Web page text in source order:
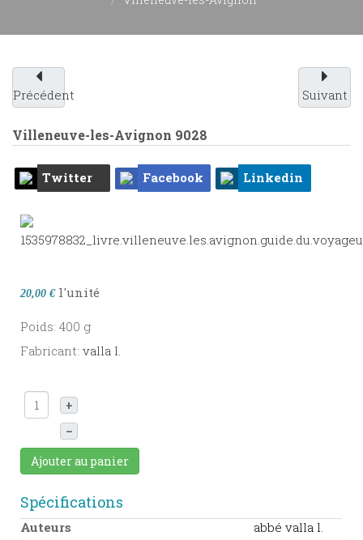
Précédent Suivant
Villeneuve-les-Avignon 9028
Twitter Facebook Linkedin
20,00 € l'unité
Poids: 400 g
Fabricant: valla l.
+
–
Ajouter au panier
Spécifications
Auteurs
abbé valla l.